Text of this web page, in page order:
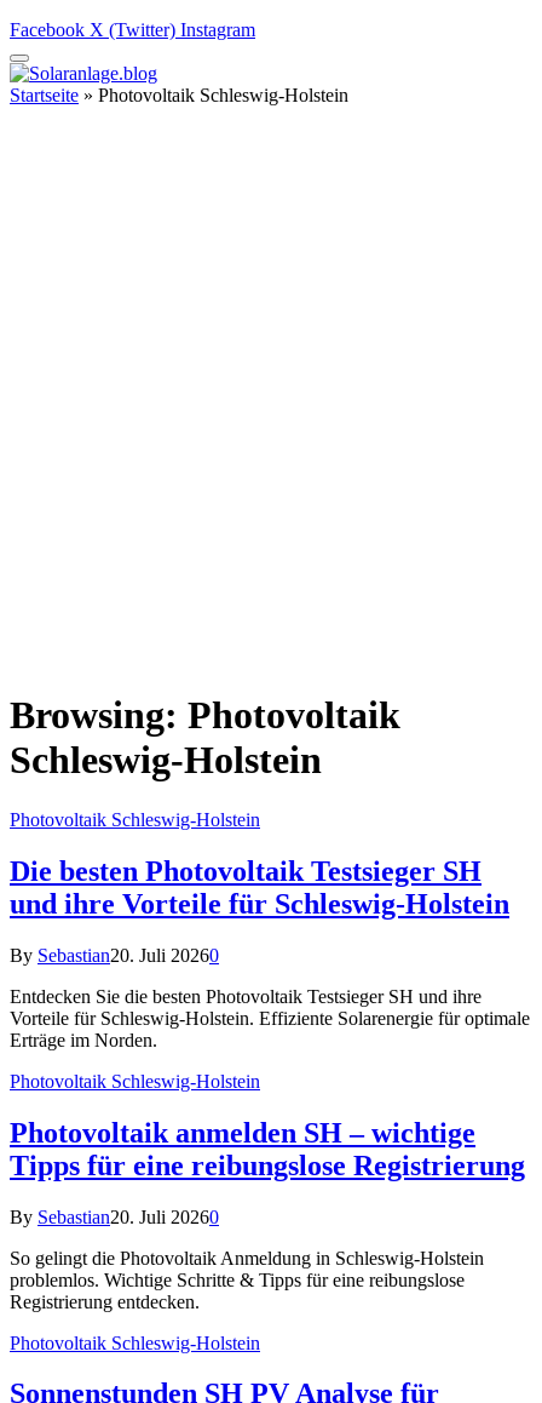
Facebook X (Twitter) Instagram
Startseite » Photovoltaik Schleswig-Holstein
Browsing: Photovoltaik
Schleswig-Holstein
Photovoltaik Schleswig-Holstein
Die besten Photovoltaik Testsieger SH
und ihre Vorteile für Schleswig-Holstein
By Sebastian20. Juli 20260
Entdecken Sie die besten Photovoltaik Testsieger SH und ihre
Vorteile für Schleswig-Holstein. Effiziente Solarenergie für optimale
Erträge im Norden.
Photovoltaik Schleswig-Holstein
Photovoltaik anmelden SH – wichtige
Tipps für eine reibungslose Registrierung
By Sebastian20. Juli 20260
So gelingt die Photovoltaik Anmeldung in Schleswig-Holstein
problemlos. Wichtige Schritte & Tipps für eine reibungslose
Registrierung entdecken.
Photovoltaik Schleswig-Holstein
Sonnenstunden SH PV Analyse für